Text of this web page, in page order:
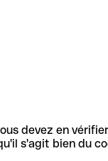
devez en
s'agit bien du